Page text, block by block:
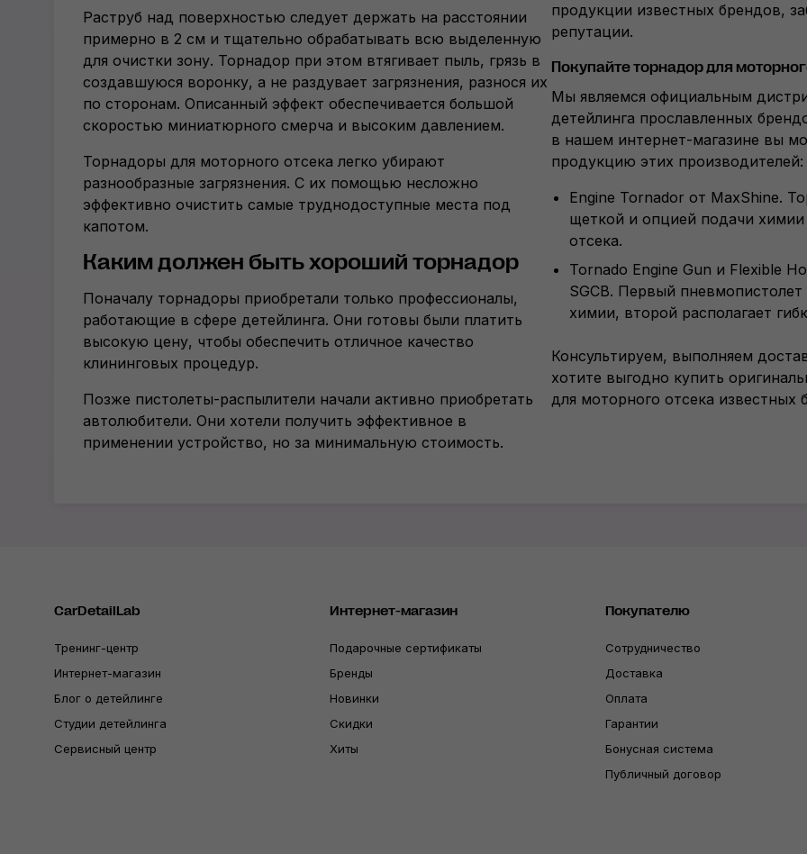
Раструб над поверхностью следует держать на расстоянии
примерно в 2 см и тщательно обрабатывать всю выделенную
для очистки зону. Торнадор при этом втягивает пыль, грязь в
создавшуюся воронку, а не раздувает загрязнения, разнося их
по сторонам. Описанный эффект обеспечивается большой
скоростью миниатюрного смерча и высоким давлением.
Торнадоры для моторного отсека легко убирают
разнообразные загрязнения. С их помощью несложно
эффективно очистить самые труднодоступные места под
капотом.
Каким должен быть хороший торнадор
Поначалу торнадоры приобретали только профессионалы,
работающие в сфере детейлинга. Они готовы были платить
высокую цену, чтобы обеспечить отличное качество
клининговых процедур.
Позже пистолеты-распылители начали активно приобретать
автолюбители. Они хотели получить эффективное в
применении устройство, но за минимальную стоимость.
продукции известных брендов,
репутации.
Покупайте торнадор для
Мы являемся официальным
детейлинга прославленных
в нашем интернет-магазине вы
продукцию этих производителей:
Engine Tornador от MaxShine.
щеткой и опцией подачи химии
отсека.
Tornado Engine Gun и Flexible
SGCB. Первый
химии, второй располагает
Консультируем, выполняем
хотите выгодно купить
для моторного отсека известных
CarDetailLab
Тренинг-центр
Интернет-магазин
Блог о детейлинге
Студии детейлинга
Сервисный центр
Интернет-магазин
Подарочные сертификаты
Бренды
Новинки
Скидки
Хиты
Покупателю
Сотрудничество
Доставка
Оплата
Гарантии
Бонусная система
Публичный договор